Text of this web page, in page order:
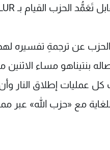
عن ترجمةِ تفسيره
بنتيناهو مساء
عمليات إطلاق النار
مع «حزب الله» عبر